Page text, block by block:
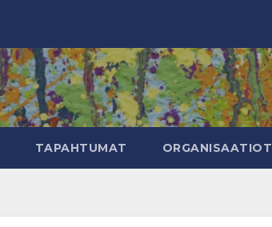
TAPAHTUMAT ORGANISAATIOT